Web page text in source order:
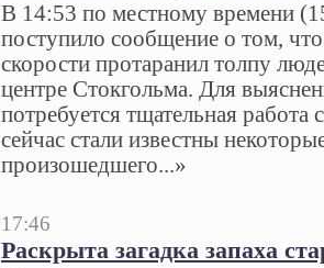
В 14:53 по местному времени
поступило сообщение о том,
скорости протаранил толпу
центре Стокгольма. Для
потребуется тщательная работа
сейчас стали известны
произошедшего...»
17:46
Раскрыта загадка запаха